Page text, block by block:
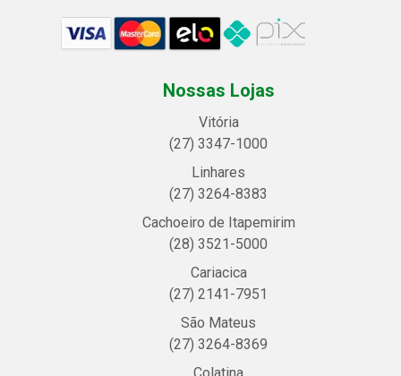
Nossas Lojas
Vitória
(27) 3347-1000
Linhares
(27) 3264-8383
Cachoeiro de Itapemirim
(28) 3521-5000
Cariacica
(27) 2141-7951
São Mateus
(27) 3264-8369